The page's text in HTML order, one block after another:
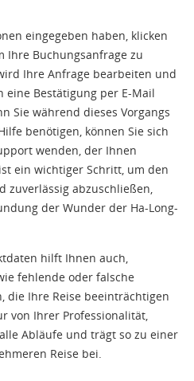
eingegeben haben, klicken
Ihre Buchungsanfrage zu
Ihre Anfrage bearbeiten und
eine Bestätigung per E-Mail
Sie während dieses Vorgangs
benötigen, können Sie sich
wenden, der Ihnen
ein wichtiger Schritt, um den
zuverlässig abzuschließen,
der Wunder der Ha-Long-
hilft Ihnen auch,
fehlende oder falsche
die Ihre Reise beeinträchtigen
von Ihrer Professionalität,
Abläufe und trägt so zu einer
Reise bei.